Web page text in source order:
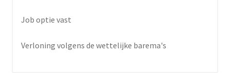
Job optie vast
Verloning volgens de wettelijke barema's